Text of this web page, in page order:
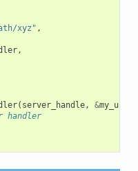
xyz" ,
,
( server_handle, &my_uri